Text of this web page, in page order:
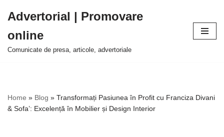
la
conținut
Advertorial | Promovare
online
Comunicate de presa, articole, advertoriale
Home » Blog » Transformați Pasiunea în Profit cu Franciza Divani
& Sofa’: Excelență în Mobilier și Design Interior